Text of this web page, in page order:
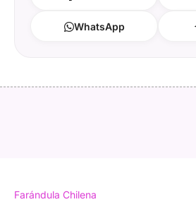
WhatsApp
Farándula Chilena